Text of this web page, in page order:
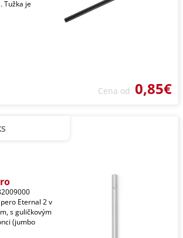
Tužka je
Cena od 0,85€
Eternal 2 v
s guličkovým
(jumbo